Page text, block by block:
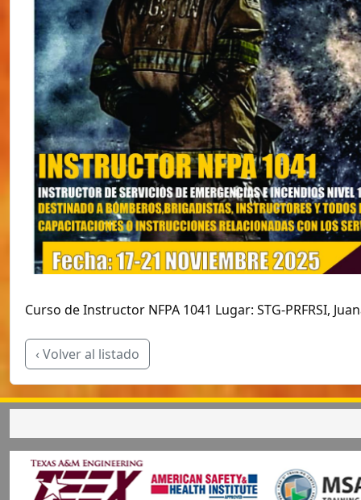
Curso de Instructor NFPA 1041 Lugar: STG-PRFRSI,
‹ Volver al listado